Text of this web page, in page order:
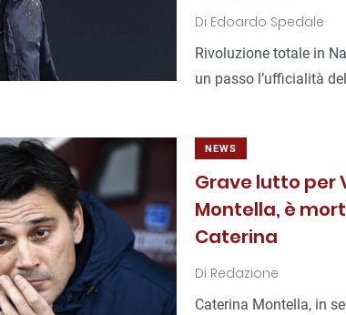
Di Edoardo Spedale
Rivoluzione totale in
un passo l’ufficialità
NEWS
Grave lutto per
Montella, è
Caterina
Di Redazione
Caterina Montella, in